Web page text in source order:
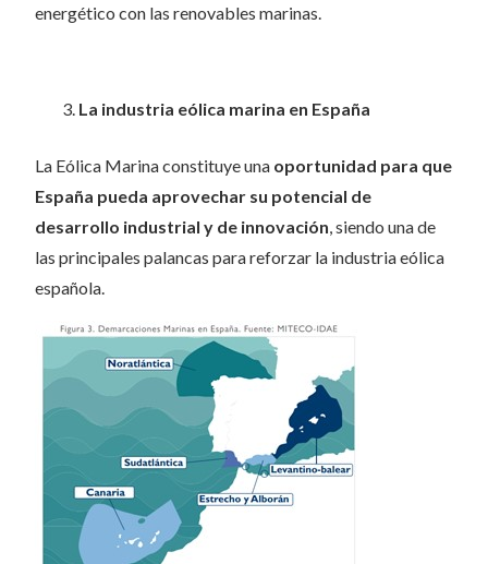
energético con las renovables marinas.
La industria eólica marina en España
La Eólica Marina constituye una oportunidad para que
España pueda aprovechar su potencial de
desarrollo industrial y de innovación , siendo una de
las principales palancas para reforzar la industria eólica
española.